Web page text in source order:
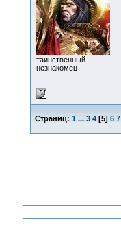
таинственный
незнакомец
Страниц: 1 ... 3 4[5] 6 7